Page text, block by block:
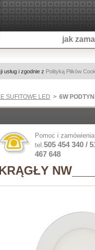
jak
usług i zgodnie z Polityką Plików
SUFITOWE LED 6W
Pomoc i zamówienia
tel. 505 454 340 /
467 648
NW